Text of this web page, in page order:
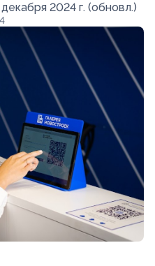
2024 г. (обновл.)